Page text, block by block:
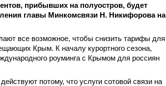
прибывших на полуостров, будет
главы Минкомсвязи Н. Никифорова на
все возможное, чтобы снизить тарифы для
Крым. К началу курортного сезона,
роуминга с Крымом для россиян
потому, что услуги сотовой связи на